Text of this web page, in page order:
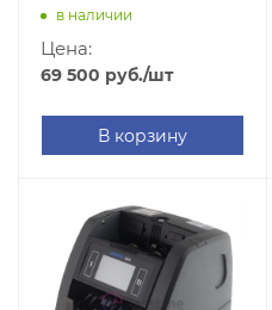
в наличии
Цена:
69 500 руб./шт
В корзину